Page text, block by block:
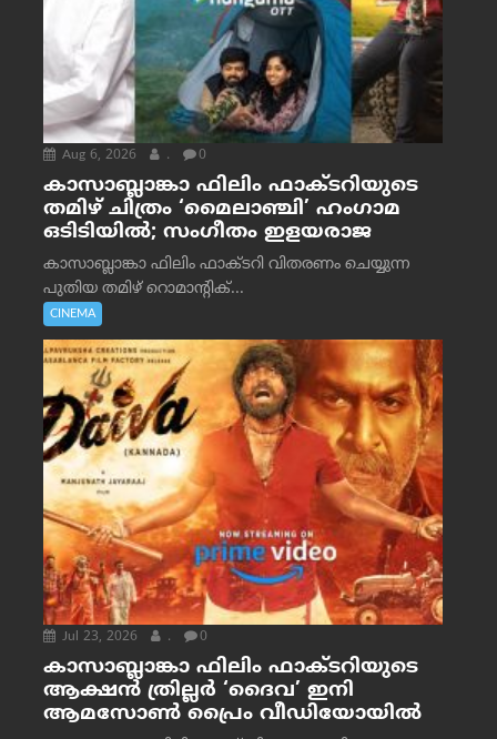
Aug 6, 2026 . 0
കാസാബ്ലാങ്കാ ഫിലിം ഫാക്ടറിയുടെ
തമിഴ് ചിത്രം ‘മൈലാഞ്ചി’ ഹംഗാമ
ഒടിടിയിൽ; സംഗീതം ഇളയരാജ
കാസാബ്ലാങ്കാ ഫിലിം ഫാക്ടറി വിതരണം ചെയ്യുന്ന
പുതിയ തമിഴ് റൊമാന്റിക്...
CINEMA
Jul 23, 2026 . 0
കാസാബ്ലാങ്കാ ഫിലിം ഫാക്ടറിയുടെ
ആക്ഷൻ ത്രില്ലർ ‘ദൈവ’ ഇനി
ആമസോൺ പ്രൈം വീഡിയോയിൽ